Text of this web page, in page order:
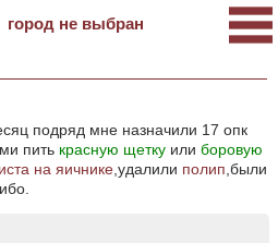
город не выбран
подряд мне назначили 17 опк
пить красную щетку или боровую
на яичнике ,удалили полип ,были